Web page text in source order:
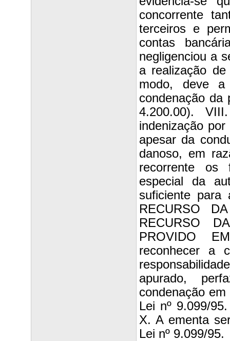
concorrente
terceiros e
contas
negligenciou a
a realização
modo, deve
condenação da
4.200.00). VIII.
indenização
apesar da
danoso, em
recorrente os
especial da
suficiente
RECURSO
RECURSO
PROVIDO
reconhecer a
apurado,
condenação
Lei nº 9.099/
X. A ementa
Lei nº